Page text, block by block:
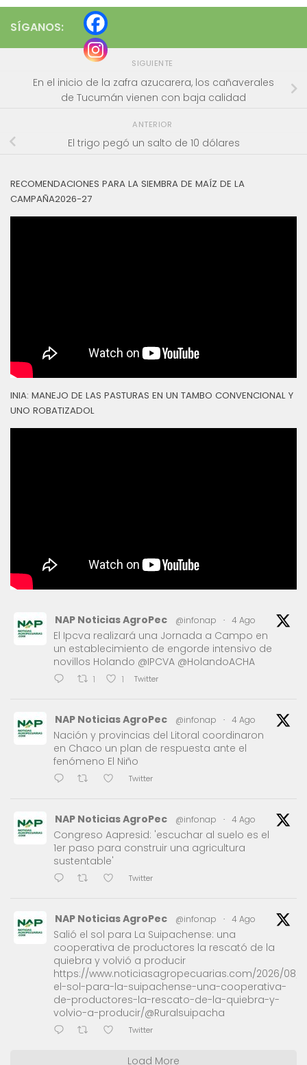
SÍGANOS:
SIGUIENTE
En el inicio de la zafra azucarera, los cañaverales
de Tucumán vienen con baja calidad
ANTERIOR
El trigo pegó un salto de 10 dólares
RECOMENDACIONES PARA LA SIEMBRA DE MAÍZ DE LA
CAMPAÑA2026-27
INIA: MANEJO DE LAS PASTURAS EN UN TAMBO CONVENCIONAL Y
UNO ROBATIZADOL
NAP Noticias AgroPec @infonap · 4 Ago
El Ipcva realizará una Jornada a Campo en
un establecimiento de engorde intensivo de
novillos Holando @IPCVA @HolandoACHA
1 1 Twitter
NAP Noticias AgroPec @infonap · 4 Ago
Nación y provincias del Litoral coordinaron
en Chaco un plan de respuesta ante el
fenómeno El Niño
Twitter
NAP Noticias AgroPec @infonap · 4 Ago
Congreso Aapresid: 'escuchar al suelo es el
1er paso para construir una agricultura
sustentable'
Twitter
NAP Noticias AgroPec @infonap · 4 Ago
Salió el sol para La Suipachense: una
cooperativa de productores la rescató de la
quiebra y volvió a producir
https://www.noticiasagropecuarias.com/2026/08/
el-sol-para-la-suipachense-una-cooperativa-
de-productores-la-rescato-de-la-quiebra-y-
volvio-a-producir/@Ruralsuipacha
Twitter
Load More